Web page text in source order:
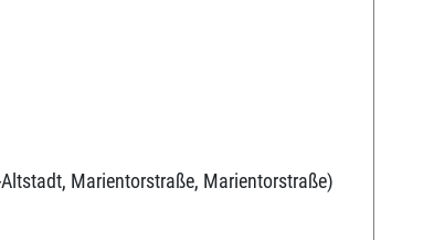
Marientorstraße, Marientorstraße)